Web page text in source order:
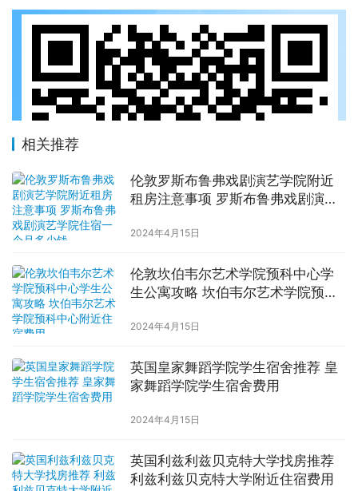
相关推荐
伦敦罗斯布鲁弗戏剧演艺学院附近
租房注意事项 罗斯布鲁弗戏剧演艺
2024年4月15日
伦敦坎伯韦尔艺术学院预科中心学
生公寓攻略 坎伯韦尔艺术学院预科
2024年4月15日
英国皇家舞蹈学院学生宿舍推荐 皇
家舞蹈学院学生宿舍费用
2024年4月15日
英国利兹利兹贝克特大学找房推荐
利兹利兹贝克特大学附近住宿费用